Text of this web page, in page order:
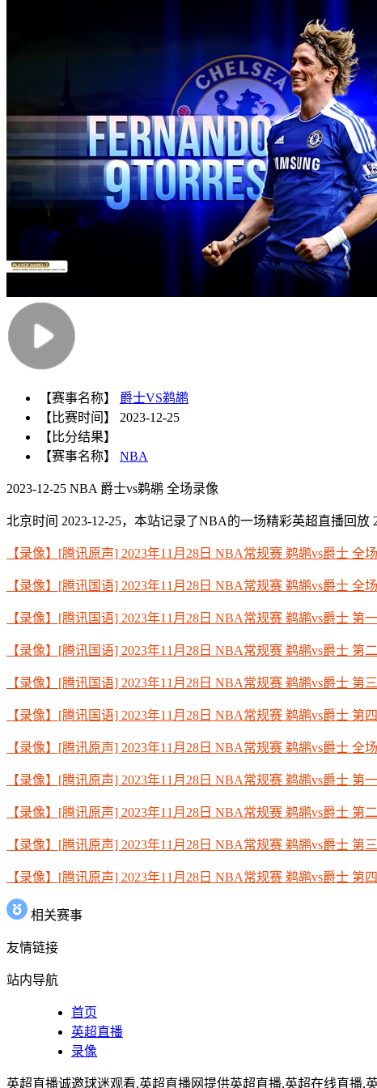
【赛事名称】
爵士VS鹈鹕
【比赛时间】
2023-12-25
【比分结果】
【赛事名称】
NBA
2023-12-25 NBA 爵士vs鹈鹕 全场录像
北京时间 2023-12-25，本站记录了NBA的一场精彩英超直播回放
【录像】[腾讯原声] 2023年11月28日 NBA常规赛 鹈鹕vs爵士 全
【录像】[腾讯国语] 2023年11月28日 NBA常规赛 鹈鹕vs爵士 全
【录像】[腾讯国语] 2023年11月28日 NBA常规赛 鹈鹕vs爵士 第
【录像】[腾讯国语] 2023年11月28日 NBA常规赛 鹈鹕vs爵士 第
【录像】[腾讯国语] 2023年11月28日 NBA常规赛 鹈鹕vs爵士 第
【录像】[腾讯国语] 2023年11月28日 NBA常规赛 鹈鹕vs爵士 第
【录像】[腾讯原声] 2023年11月28日 NBA常规赛 鹈鹕vs爵士 全
【录像】[腾讯原声] 2023年11月28日 NBA常规赛 鹈鹕vs爵士 第
【录像】[腾讯原声] 2023年11月28日 NBA常规赛 鹈鹕vs爵士 第
【录像】[腾讯原声] 2023年11月28日 NBA常规赛 鹈鹕vs爵士 第
【录像】[腾讯原声] 2023年11月28日 NBA常规赛 鹈鹕vs爵士 第
相关赛事
友情链接
站内导航
首页
英超直播
录像
英超直播诚邀球迷观看,英超直播网提供英超直播,英超在线直播,